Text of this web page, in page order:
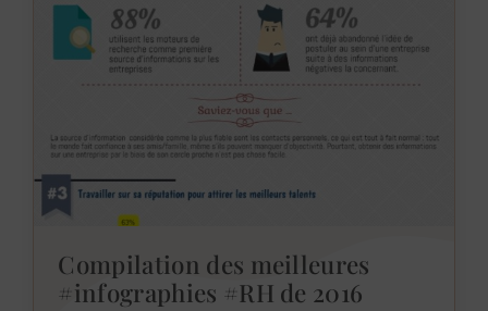
Compilation des meilleures
#infographies #RH de 2016